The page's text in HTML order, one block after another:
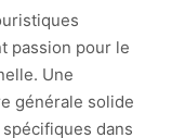
passion pour le
Une
générale solide
dans